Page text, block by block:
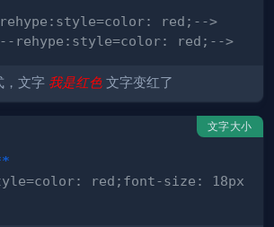
red;-->
rehype:style=color: red;-->
，文字 我是红色 文字变红了
文字大小
red;font-size: 18px